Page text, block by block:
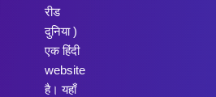
रीड
दुनिया )
एक हिंदी
website
है। यहाँ